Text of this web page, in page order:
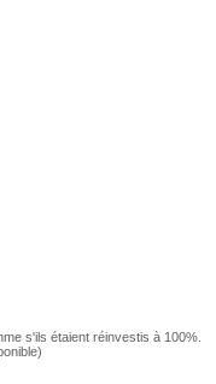
s'ils étaient réinvestis à 100%.